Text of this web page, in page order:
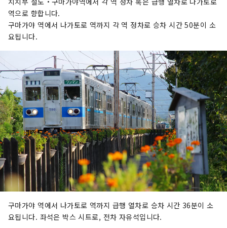
역으로 향합니다.
구마가야 역에서 나가토로 역까지 각 역 정차로 승차 시간 50분이 소
요됩니다.
구마가야 역에서 나가토로 역까지 급행 열차로 승차 시간 36분이 소
요됩니다. 좌석은 박스 시트로, 전차 자유석입니다.